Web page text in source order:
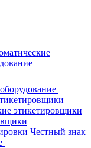
этикетировщики
Честный знак